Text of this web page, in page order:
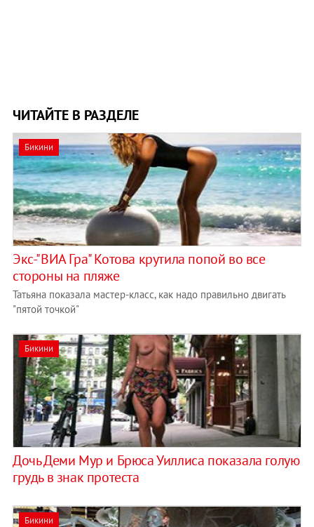
ЧИТАЙТЕ В РАЗДЕЛЕ
Бикини
Экс-"ВИА Гра" Котова крутила попой во все
стороны на пляже
Татьяна показала мастер-класс, как надо правильно двигать
"пятой точкой"
Бикини
Дочь Деми Мур и Брюса Уиллиса показала голую
грудь в знак протеста
Бикини